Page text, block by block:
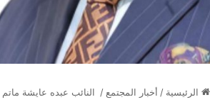
الرئيسية / أخبار المجتمع / النائب عبده عايشة